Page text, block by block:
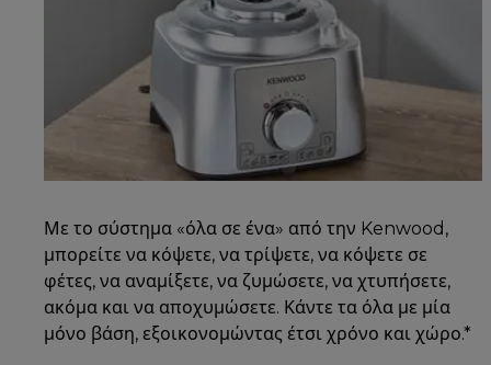
Με το σύστημα «όλα σε ένα» από την Kenwood,
μπορείτε να κόψετε, να τρίψετε, να κόψετε σε
φέτες, να αναμίξετε, να ζυμώσετε, να χτυπήσετε,
ακόμα και να αποχυμώσετε. Κάντε τα όλα με μία
μόνο βάση, εξοικονομώντας έτσι χρόνο και χώρο.*